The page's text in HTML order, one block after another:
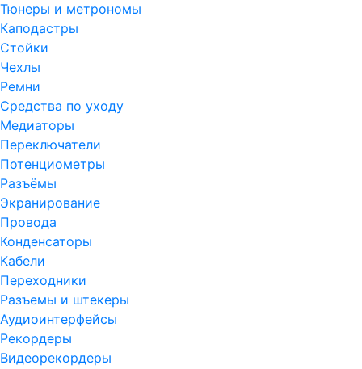
Тюнеры и метрономы
Каподастры
Стойки
Чехлы
Ремни
Средства по уходу
Медиаторы
Переключатели
Потенциометры
Разъёмы
Экранирование
Провода
Конденсаторы
Кабели
Переходники
Разъемы и штекеры
Аудиоинтерфейсы
Рекордеры
Видеорекордеры